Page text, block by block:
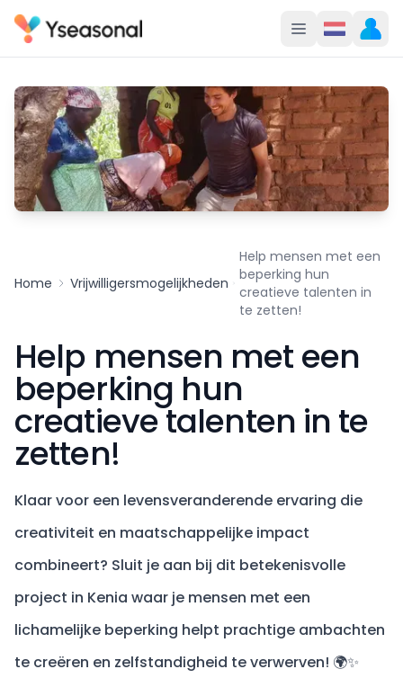
Home Vrijwilligersmogelijkheden
Help mensen met een
beperking hun
creatieve talenten in
te zetten!
Help mensen met een
beperking hun
creatieve talenten in te
zetten!
Klaar voor een levensveranderende ervaring die
creativiteit en maatschappelijke impact
combineert? Sluit je aan bij dit betekenisvolle
project in Kenia waar je mensen met een
lichamelijke beperking helpt prachtige ambachten
te creëren en zelfstandigheid te verwerven! 🌍✨